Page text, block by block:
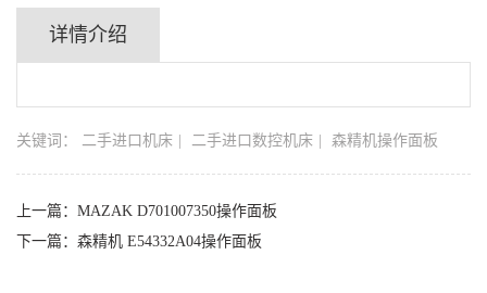
详情介绍
关键词： 二手进口机床 二手进口数控机床 森精机操作面板
上一篇： MAZAK D701007350操作面板
下一篇： 森精机 E54332A04操作面板